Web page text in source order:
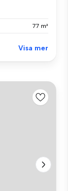
77 m²
Visa mer